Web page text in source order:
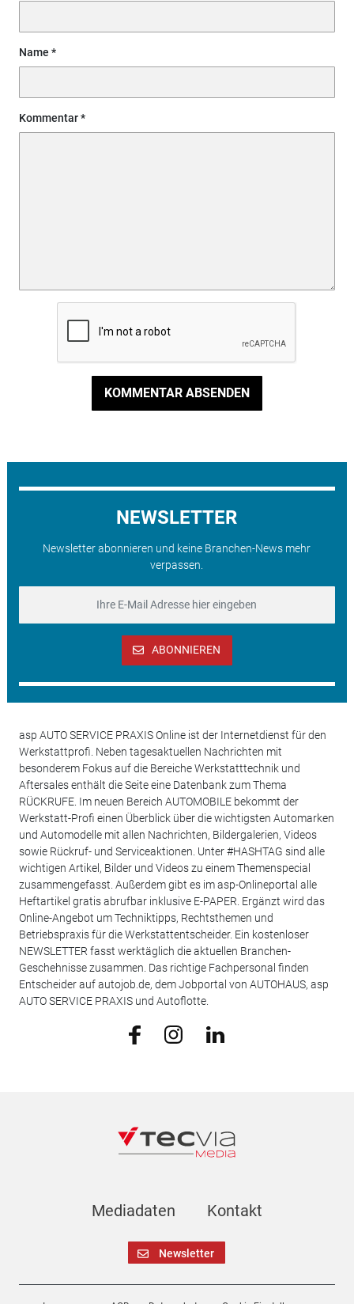
Name
Kommentar
KOMMENTAR ABSENDEN
NEWSLETTER
Newsletter abonnieren und keine Branchen-News mehr
verpassen.
ABONNIEREN
asp AUTO SERVICE PRAXIS Online ist der Internetdienst für den
Werkstattprofi. Neben tagesaktuellen Nachrichten mit
besonderem Fokus auf die Bereiche Werkstatttechnik und
Aftersales enthält die Seite eine Datenbank zum Thema
RÜCKRUFE. Im neuen Bereich AUTOMOBILE bekommt der
Werkstatt-Profi einen Überblick über die wichtigsten Automarken
und Automodelle mit allen Nachrichten, Bildergalerien, Videos
sowie Rückruf- und Serviceaktionen. Unter #HASHTAG sind alle
wichtigen Artikel, Bilder und Videos zu einem Themenspecial
zusammengefasst. Außerdem gibt es im asp-Onlineportal alle
Heftartikel gratis abrufbar inklusive E-PAPER. Ergänzt wird das
Online-Angebot um Techniktipps, Rechtsthemen und
Betriebspraxis für die Werkstattentscheider. Ein kostenloser
NEWSLETTER fasst werktäglich die aktuellen Branchen-
Geschehnisse zusammen. Das richtige Fachpersonal finden
Entscheider auf autojob.de, dem Jobportal von AUTOHAUS, asp
AUTO SERVICE PRAXIS und Autoflotte.
Mediadaten Kontakt
Newsletter